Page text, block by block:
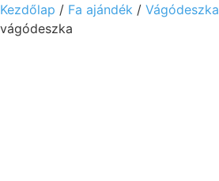
Kezdőlap / Fa ajándék / Vágódeszka
vágódeszka